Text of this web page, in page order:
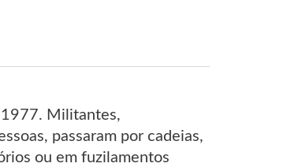
1977. Militantes,
passaram por cadeias,
ou em fuzilamentos